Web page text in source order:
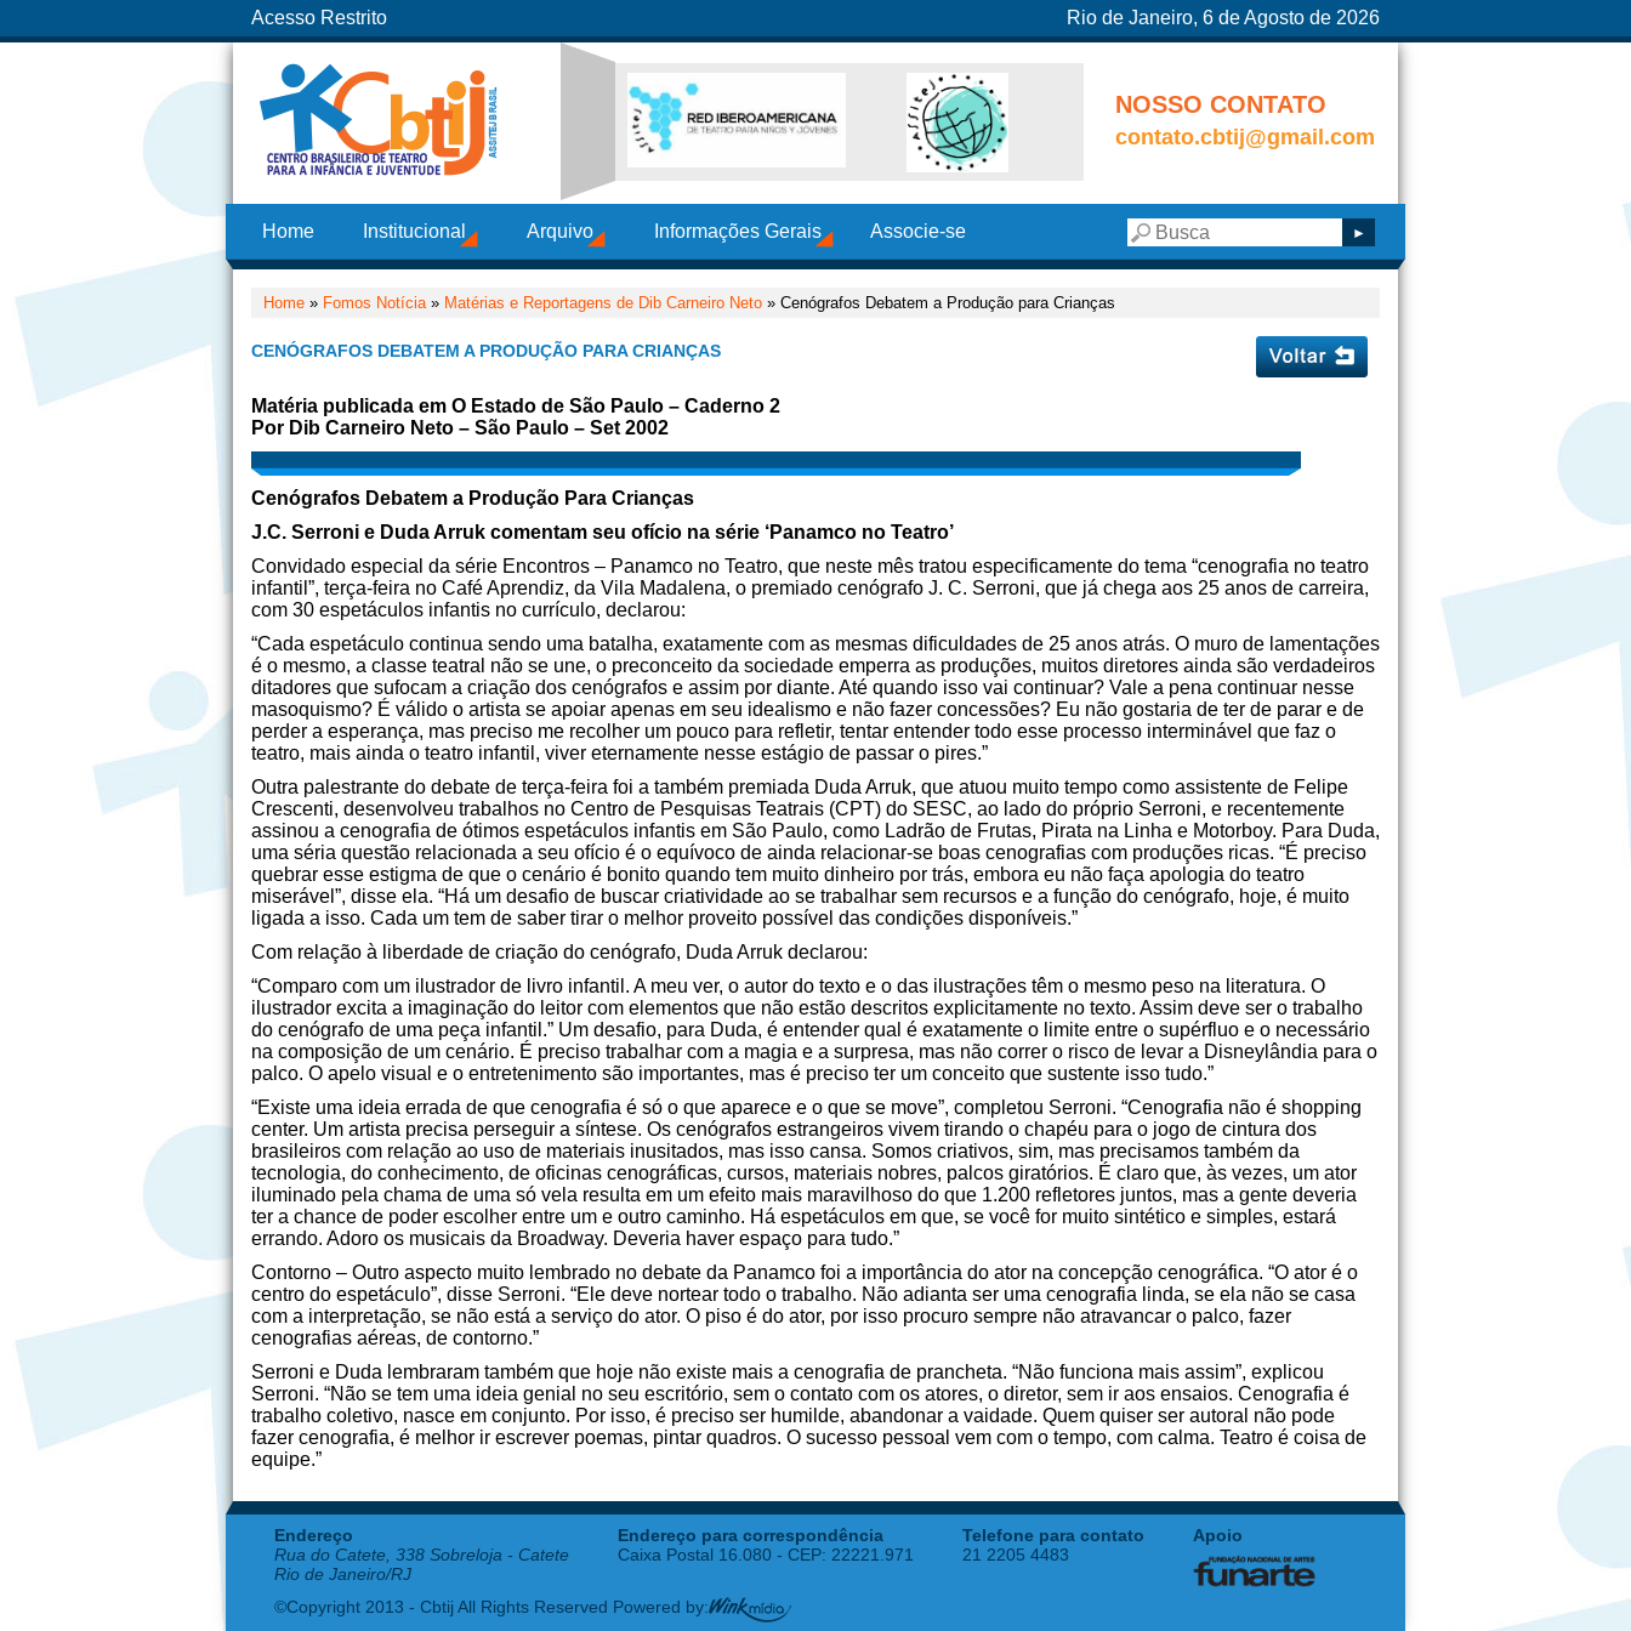
Acesso Restrito Rio de Janeiro, 6 de Agosto de 2026
NOSSO CONTATO
contato.cbtij@gmail.com
Home Institucional Arquivo Informações Gerais Associe-se
Home » Fomos Notícia» Matérias e Reportagens de Dib Carneiro Neto » Cenógrafos Debatem a Produção para Crianças
CENÓGRAFOS DEBATEM A PRODUÇÃO PARA CRIANÇAS
Matéria publicada em O Estado de São Paulo – Caderno 2
Por Dib Carneiro Neto – São Paulo – Set 2002
Cenógrafos Debatem a Produção Para Crianças
J.C. Serroni e Duda Arruk comentam seu ofício na série ‘Panamco no Teatro’
Convidado especial da série Encontros – Panamco no Teatro, que neste mês tratou especificamente do tema “cenografia no teatro
infantil”, terça-feira no Café Aprendiz, da Vila Madalena, o premiado cenógrafo J. C. Serroni, que já chega aos 25 anos de carreira,
com 30 espetáculos infantis no currículo, declarou:
“Cada espetáculo continua sendo uma batalha, exatamente com as mesmas dificuldades de 25 anos atrás. O muro de lamentações
é o mesmo, a classe teatral não se une, o preconceito da sociedade emperra as produções, muitos diretores ainda são verdadeiros
ditadores que sufocam a criação dos cenógrafos e assim por diante. Até quando isso vai continuar? Vale a pena continuar nesse
masoquismo? É válido o artista se apoiar apenas em seu idealismo e não fazer concessões? Eu não gostaria de ter de parar e de
perder a esperança, mas preciso me recolher um pouco para refletir, tentar entender todo esse processo interminável que faz o
teatro, mais ainda o teatro infantil, viver eternamente nesse estágio de passar o pires.”
Outra palestrante do debate de terça-feira foi a também premiada Duda Arruk, que atuou muito tempo como assistente de Felipe
Crescenti, desenvolveu trabalhos no Centro de Pesquisas Teatrais (CPT) do SESC, ao lado do próprio Serroni, e recentemente
assinou a cenografia de ótimos espetáculos infantis em São Paulo, como Ladrão de Frutas, Pirata na Linha e Motorboy. Para Duda,
uma séria questão relacionada a seu ofício é o equívoco de ainda relacionar-se boas cenografias com produções ricas. “É preciso
quebrar esse estigma de que o cenário é bonito quando tem muito dinheiro por trás, embora eu não faça apologia do teatro
miserável”, disse ela. “Há um desafio de buscar criatividade ao se trabalhar sem recursos e a função do cenógrafo, hoje, é muito
ligada a isso. Cada um tem de saber tirar o melhor proveito possível das condições disponíveis.”
Com relação à liberdade de criação do cenógrafo, Duda Arruk declarou:
“Comparo com um ilustrador de livro infantil. A meu ver, o autor do texto e o das ilustrações têm o mesmo peso na literatura. O
ilustrador excita a imaginação do leitor com elementos que não estão descritos explicitamente no texto. Assim deve ser o trabalho
do cenógrafo de uma peça infantil.” Um desafio, para Duda, é entender qual é exatamente o limite entre o supérfluo e o necessário
na composição de um cenário. É preciso trabalhar com a magia e a surpresa, mas não correr o risco de levar a Disneylândia para o
palco. O apelo visual e o entretenimento são importantes, mas é preciso ter um conceito que sustente isso tudo.”
“Existe uma ideia errada de que cenografia é só o que aparece e o que se move”, completou Serroni. “Cenografia não é shopping
center. Um artista precisa perseguir a síntese. Os cenógrafos estrangeiros vivem tirando o chapéu para o jogo de cintura dos
brasileiros com relação ao uso de materiais inusitados, mas isso cansa. Somos criativos, sim, mas precisamos também da
tecnologia, do conhecimento, de oficinas cenográficas, cursos, materiais nobres, palcos giratórios. É claro que, às vezes, um ator
iluminado pela chama de uma só vela resulta em um efeito mais maravilhoso do que 1.200 refletores juntos, mas a gente deveria
ter a chance de poder escolher entre um e outro caminho. Há espetáculos em que, se você for muito sintético e simples, estará
errando. Adoro os musicais da Broadway. Deveria haver espaço para tudo.”
Contorno – Outro aspecto muito lembrado no debate da Panamco foi a importância do ator na concepção cenográfica. “O ator é o
centro do espetáculo”, disse Serroni. “Ele deve nortear todo o trabalho. Não adianta ser uma cenografia linda, se ela não se casa
com a interpretação, se não está a serviço do ator. O piso é do ator, por isso procuro sempre não atravancar o palco, fazer
cenografias aéreas, de contorno.”
Serroni e Duda lembraram também que hoje não existe mais a cenografia de prancheta. “Não funciona mais assim”, explicou
Serroni. “Não se tem uma ideia genial no seu escritório, sem o contato com os atores, o diretor, sem ir aos ensaios. Cenografia é
trabalho coletivo, nasce em conjunto. Por isso, é preciso ser humilde, abandonar a vaidade. Quem quiser ser autoral não pode
fazer cenografia, é melhor ir escrever poemas, pintar quadros. O sucesso pessoal vem com o tempo, com calma. Teatro é coisa de
equipe.”
Endereço
Rua do Catete, 338 Sobreloja - Catete
Rio de Janeiro/RJ
Endereço para correspondência
Caixa Postal 16.080 - CEP: 22221.971
Telefone para contato
21 2205 4483
Apoio
©Copyright 2013 - Cbtij All Rights Reserved Powered by: